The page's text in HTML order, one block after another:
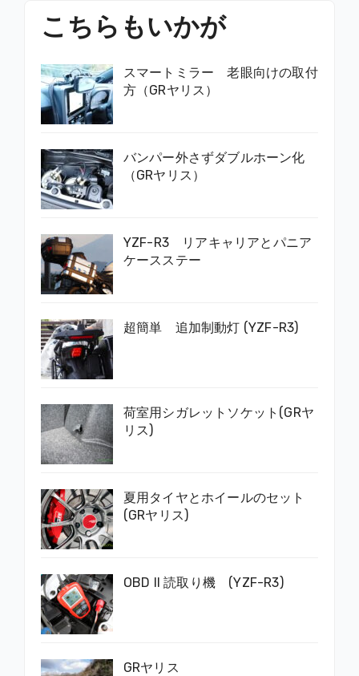
こちらもいかが
スマートミラー 老眼向けの取付
方（GRヤリス）
バンパー外さずダブルホーン化
（GRヤリス）
YZF-R3 リアキャリアとパニア
ケースステー
超簡単 追加制動灯 (YZF-R3)
荷室用シガレットソケット(GRヤ
リス)
夏用タイヤとホイールのセット
(GRヤリス)
OBD II 読取り機 (YZF-R3)
GRヤリス